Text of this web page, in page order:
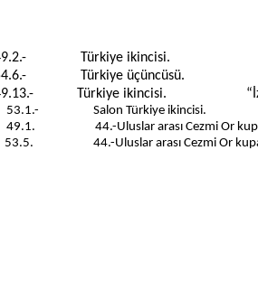
.- Türkiye ikincisi.
.- Türkiye üçüncüsü.
Türkiye ikincisi.
53.1.-
Salon Türkiye ikincisi.
49.1. 44.-Uluslar arası Cezmi Or
53.5. 44.-Uluslar arası Cezmi Or